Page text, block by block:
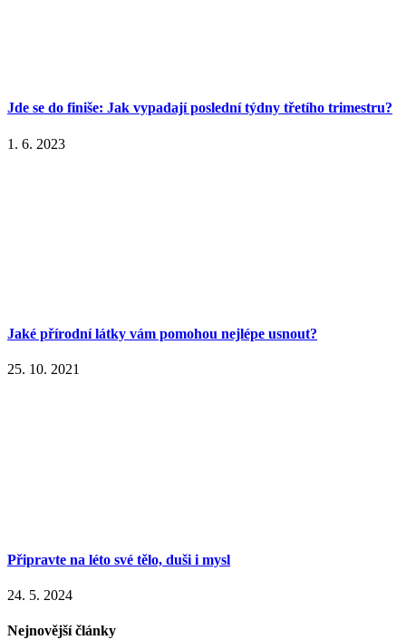
Jde se do finiše: Jak vypadají poslední týdny třetího trimestru?
1. 6. 2023
Jaké přírodní látky vám pomohou nejlépe usnout?
25. 10. 2021
Připravte na léto své tělo, duši i mysl
24. 5. 2024
Nejnovější články